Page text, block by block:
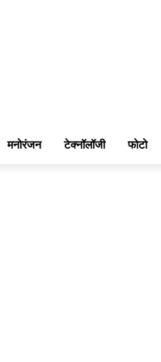
मनोरंजन टेक्नॉलॉजी फोटो